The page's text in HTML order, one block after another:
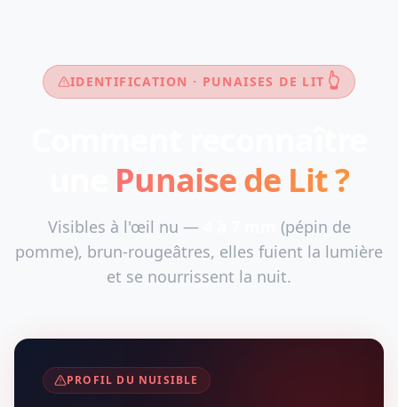
IDENTIFICATION · PUNAISES DE LIT 👆
Punaise de Lit ?
Visibles à l'œil nu —
(pépin de
pomme), brun-rougeâtres, elles fuient la lumière
et se nourrissent la nuit.
PROFIL DU NUISIBLE